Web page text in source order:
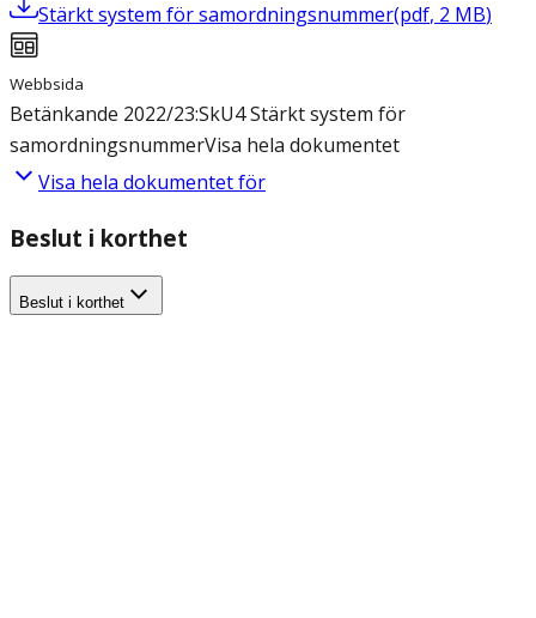
Stärkt system för samordningsnummer(pdf, 2 MB)
Webbsida
Betänkande 2022/23:SkU4 Stärkt system för
samordningsnummerVisa hela dokumentet
Visa hela dokumentet för
Beslut i korthet
Beslut i korthet